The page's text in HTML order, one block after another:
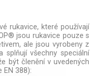
rukavice, které používají
jsou rukavice pouze s
ale jsou vyrobeny z
všechny speciální
být členění v uvedených
388):